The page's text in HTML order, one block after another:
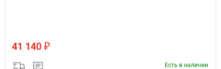
41 140 ₽
Есть в наличии